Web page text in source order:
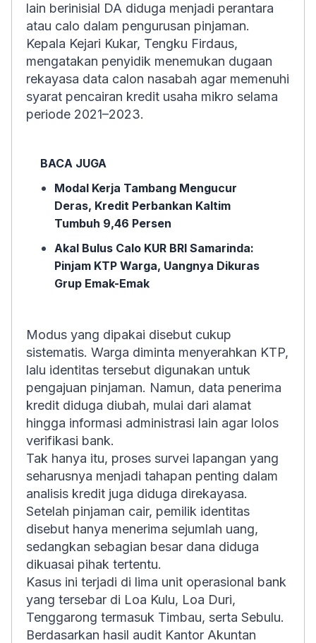
lain berinisial DA diduga menjadi perantara
atau calo dalam pengurusan pinjaman.
Kepala Kejari Kukar, Tengku Firdaus,
mengatakan penyidik menemukan dugaan
rekayasa data calon nasabah agar memenuhi
syarat pencairan kredit usaha mikro selama
periode 2021–2023.
BACA JUGA
Modal Kerja Tambang Mengucur
Deras, Kredit Perbankan Kaltim
Tumbuh 9,46 Persen
Akal Bulus Calo KUR BRI Samarinda:
Pinjam KTP Warga, Uangnya Dikuras
Grup Emak-Emak
Modus yang dipakai disebut cukup
sistematis. Warga diminta menyerahkan KTP,
lalu identitas tersebut digunakan untuk
pengajuan pinjaman. Namun, data penerima
kredit diduga diubah, mulai dari alamat
hingga informasi administrasi lain agar lolos
verifikasi bank.
Tak hanya itu, proses survei lapangan yang
seharusnya menjadi tahapan penting dalam
analisis kredit juga diduga direkayasa.
Setelah pinjaman cair, pemilik identitas
disebut hanya menerima sejumlah uang,
sedangkan sebagian besar dana diduga
dikuasai pihak tertentu.
Kasus ini terjadi di lima unit operasional bank
yang tersebar di Loa Kulu, Loa Duri,
Tenggarong termasuk Timbau, serta Sebulu.
Berdasarkan hasil audit Kantor Akuntan